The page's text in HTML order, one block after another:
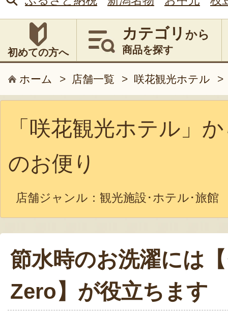
初めての方へ
カテゴリ から
商品を探す
ホーム > 店舗一覧 > 咲花観光ホテル >
「咲花観光ホテル」
のお便り
店舗ジャンル： 観光施設･ホテル･旅館
節水時のお洗濯には
Zero】が役立ちます